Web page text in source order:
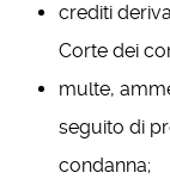
crediti
Corte dei
multe,
seguito di
condanna;